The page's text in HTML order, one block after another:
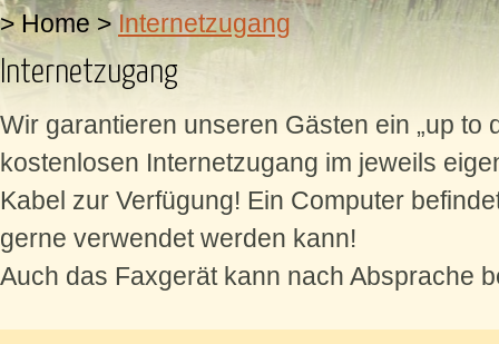
>Home > Internetzugang
Internetzugang
Wir garantieren unseren Gästen ein „up to
kostenlosen Internetzugang im jeweils
Kabel zur Verfügung! Ein Computer
gerne verwendet werden kann!
Auch das Faxgerät kann nach Absprache